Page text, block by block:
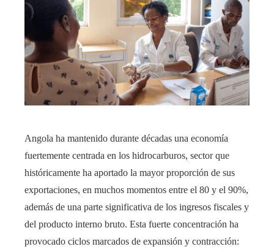
Angola ha mantenido durante décadas una economía
fuertemente centrada en los hidrocarburos, sector que
históricamente ha aportado la mayor proporción de sus
exportaciones, en muchos momentos entre el 80 y el 90%,
además de una parte significativa de los ingresos fiscales y
del producto interno bruto. Esta fuerte concentración ha
provocado ciclos marcados de expansión y contracción: